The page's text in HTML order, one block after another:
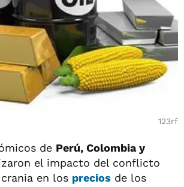
123rf
de Perú, Colombia y
el impacto del conflicto
en los precios de los